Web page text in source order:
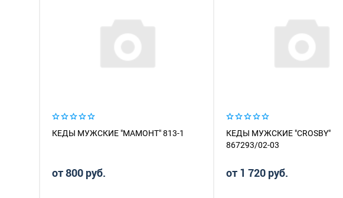
КЕДЫ МУЖСКИЕ "МАМОНТ" 813-1
от 800 руб.
КЕДЫ МУЖСКИЕ "CROSBY"
867293/02-03
от 1 720 руб.